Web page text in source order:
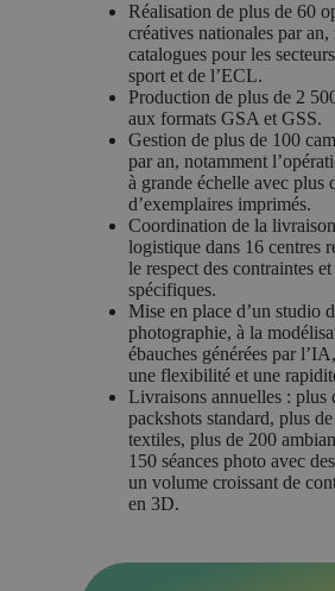
Réalisation de plus de 60
créatives nationales par an,
catalogues pour les
sport et de l’ECL.
Production de plus de 2
aux formats GSA et GSS.
Gestion de plus de 100
par an, notamment
à grande échelle avec plus
d’exemplaires imprimés.
Coordination de la
logistique dans 16 centres
le respect des contraintes
spécifiques.
Mise en place d’un studio
photographie, à la
ébauches générées par
une flexibilité et une
Livraisons annuelles : plus
packshots standard, plus
textiles, plus de 200
150 séances photo avec
un volume croissant de
en 3D.